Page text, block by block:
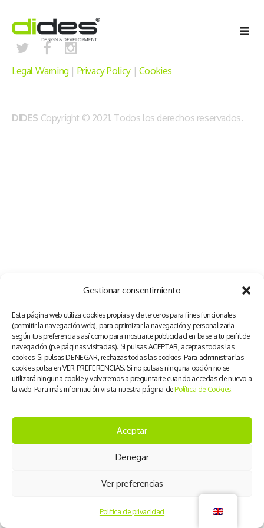
Gestionar consentimiento
Esta página web utiliza cookies propias y de terceros para fines funcionales
(permitir la navegación web), para optimizar la navegación y personalizarla
según tus preferencias así como para mostrarte publicidad en base a tu perfil de
navegación (p.e páginas visitadas). Si pulsas ACEPTAR, aceptas todas las
cookies. Si pulsas DENEGAR, rechazas todas las cookies. Para administrar las
cookies pulsa en VER PREFERENCIAS. Si no pulsas ninguna opción no se
utilizará ninguna cookie y volveremos a preguntarte cuando accedas de nuevo a
la web. Para más información visita nuestra página dePolítica de Cookies.
Aceptar
Denegar
Ver preferencias
Política de privacidad
Legal Warning | Privacy Policy | Cookies
DIDES Copyright © 2021. Todos los derechos reservados.